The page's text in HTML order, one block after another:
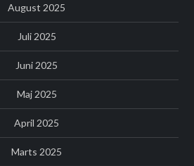
August 2025
Juli 2025
Juni 2025
Maj 2025
April 2025
Marts 2025